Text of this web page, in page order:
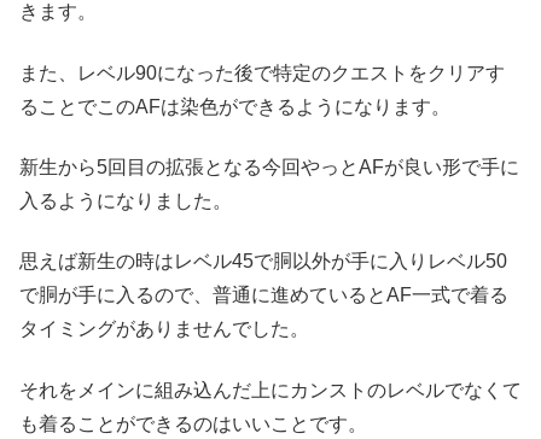
きます。
また、レベル90になった後で特定のクエストをクリアす
ることでこのAFは染色ができるようになります。
新生から5回目の拡張となる今回やっとAFが良い形で手に
入るようになりました。
思えば新生の時はレベル45で胴以外が手に入りレベル50
で胴が手に入るので、普通に進めているとAF一式で着る
タイミングがありませんでした。
それをメインに組み込んだ上にカンストのレベルでなくて
も着ることができるのはいいことです。